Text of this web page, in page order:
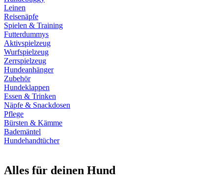
Leinen
Reisenäpfe
Spielen & Training
Futterdummys
Aktivspielzeug
Wurfspielzeug
Zerrspielzeug
Hundeanhänger
Zubehör
Hundeklappen
Essen & Trinken
Näpfe & Snackdosen
Pflege
Bürsten & Kämme
Bademäntel
Hundehandtücher
Alles für deinen Hund